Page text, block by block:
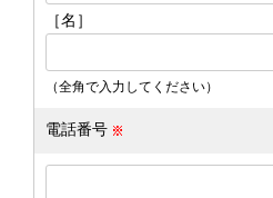
［名］
（全角で入力してください）
電話番号